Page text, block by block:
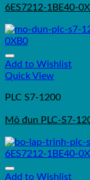
6ES7212-1BE40-
Add to Wishlist
Quick View
PLC S7-1200
Mô đun PLC-S7-
Add to Wishlist